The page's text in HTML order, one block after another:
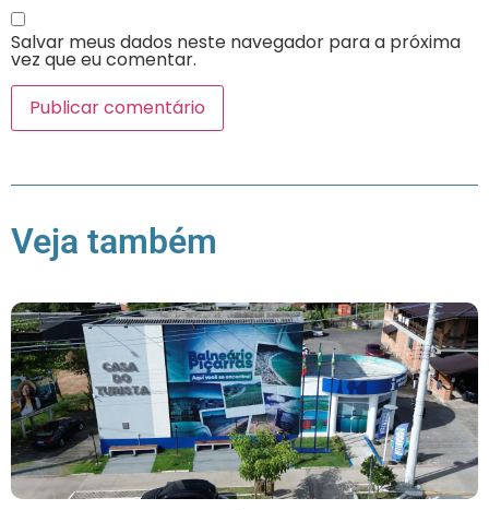
Salvar meus dados neste navegador para a próxima
vez que eu comentar.
Veja também